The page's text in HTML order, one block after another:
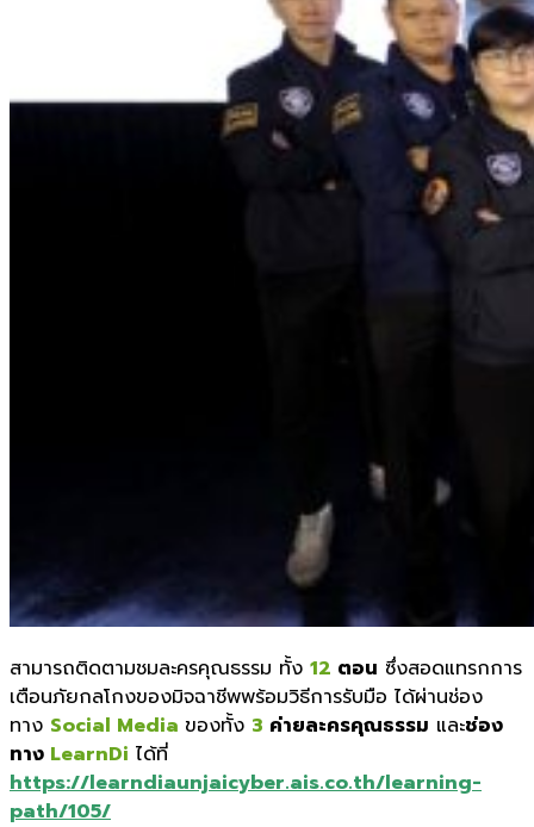
สามารถติดตามชมละครคุณธรรม ทั้ง 12 ตอน ซึ่งสอดแทรกการ
เตือนภัยกลโกงของมิจฉาชีพพร้อมวิธีการรับมือ ได้ผ่านช่อง
ทาง Social Media ของทั้ง 3 ค่ายละครคุณธรรม และช่อง
ทาง LearnDi ได้ที่
https://learndiaunjaicyber.ais.co.th/learning-
path/105/